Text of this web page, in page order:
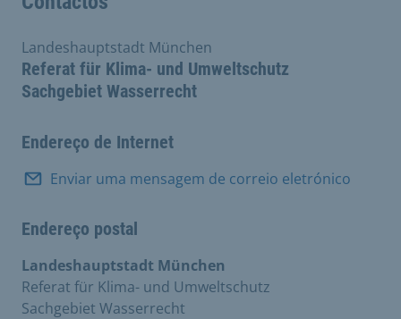
Referat für Klima- und Umweltschutz
Sachgebiet Wasserrecht
Landeshauptstadt München
Endereço de Internet
Enviar uma mensagem de correio eletrónico
Endereço postal
Landeshauptstadt München
Referat für Klima- und Umweltschutz
Sachgebiet Wasserrecht